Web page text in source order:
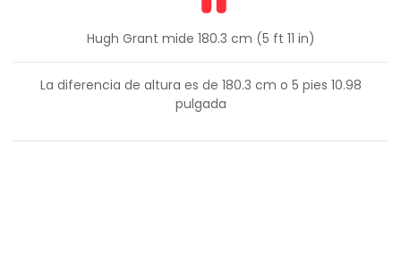
Hugh Grant mide 180.3 cm (5 ft 11 in)
La diferencia de altura es de 180.3 cm o 5 pies 10.98
pulgada